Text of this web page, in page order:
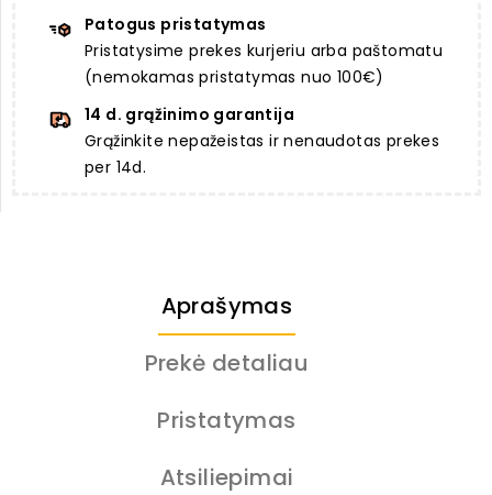
Patogus pristatymas
Pristatysime prekes kurjeriu arba paštomatu
(nemokamas pristatymas nuo 100€)
14 d. grąžinimo garantija
Grąžinkite nepažeistas ir nenaudotas prekes
per 14d.
Aprašymas
Prekė detaliau
Pristatymas
Atsiliepimai